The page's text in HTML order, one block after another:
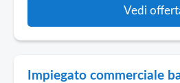
Vedi
Impiegato commerciale